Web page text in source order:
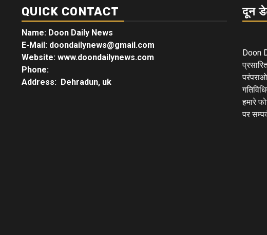
QUICK CONTACT
Name: Doon Daily News
E-Mail: doondailynews@gmail.com
Website: www.doondailynews.com
Phone:
Address: Dehradun, uk
दून
Doon
हमारे
पर